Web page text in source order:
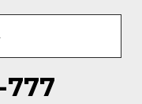
777